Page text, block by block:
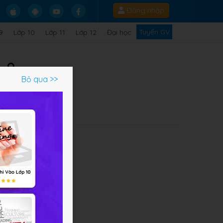
Đăng nhập
Lớp 10 Lớp 11 Lớp 12 Đại học Tuyển GV
8 Bỏ qua >>